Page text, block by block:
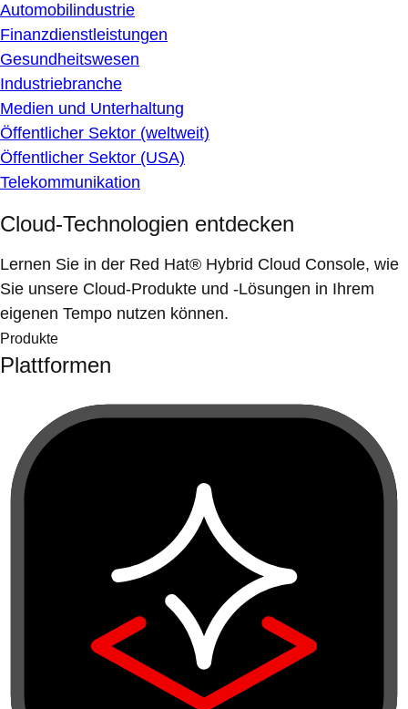
Automobilindustrie
Finanzdienstleistungen
Gesundheitswesen
Industriebranche
Medien und Unterhaltung
Öffentlicher Sektor (weltweit)
Öffentlicher Sektor (USA)
Telekommunikation
Cloud-Technologien entdecken
Lernen Sie in der Red Hat® Hybrid Cloud Console, wie
Sie unsere Cloud-Produkte und -Lösungen in Ihrem
eigenen Tempo nutzen können.
Produkte
Plattformen